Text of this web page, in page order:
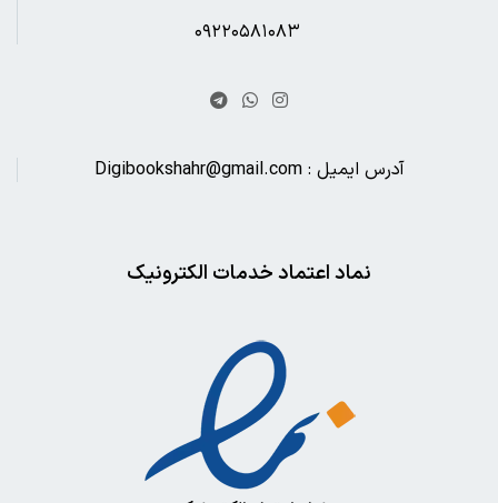
آدرس ایمیل : Digibookshahr@gmail.com
نماد اعتماد خدمات الکترونیک